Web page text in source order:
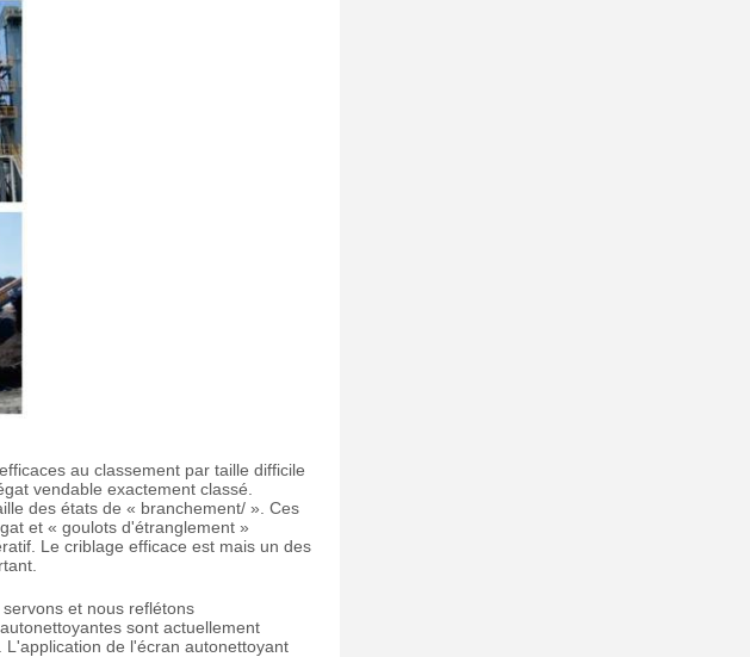
au classement par taille difficile
vendable exactement classé.
des états de « branchement/ ». Ces
et « goulots d'étranglement »
Le criblage efficace est mais un des
et nous reflétons
sont actuellement
de l'écran autonettoyant